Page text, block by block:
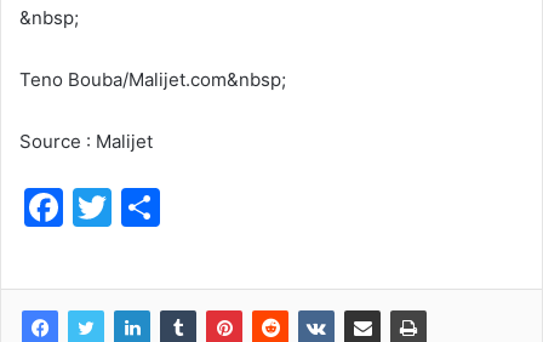
&nbsp;
Teno Bouba/Malijet.com&nbsp;
Source : Malijet
F
c
e
T
itt
er
ta
g